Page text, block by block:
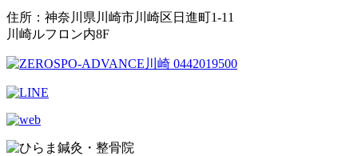
住所：神奈川県川崎市川崎区日進町1-11
川崎ルフロン内8F